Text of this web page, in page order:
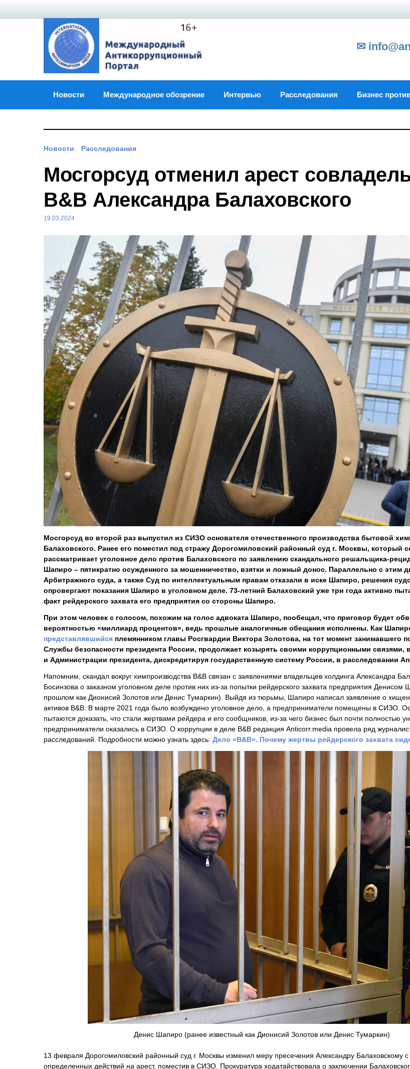
✉
Новости Международное обозрение Интервью Расследования Бизнес
Новости Расследования
Мосгорсуд отменил арест
В&В Александра Балаховского
19.03.2024
Мосгорсуд во второй раз выпустил из СИЗО основателя отечественного производства бытовой
Балаховского. Ранее его поместил под стражу Дорогомиловский районный суд г. Москвы, который
рассматривает уголовное дело против Балаховского по заявлению скандального решальщика-
Шапиро – пятикратно осужденного за мошенничество, взятки и ложный донос. Параллельно с этим
Арбитражного суда, а также Суд по интеллектуальным правам отказали в иске Шапиро, решения
опровергают показания Шапиро в уголовном деле. 73-летний Балаховский уже три года активно
факт рейдерского захвата его предприятия со стороны Шапиро.
При этом человек с голосом, похожим на голос адвоката Шапиро, пообещал, что приговор будет
вероятностью «миллиард процентов», ведь прошлые аналогичные обещания исполнены. Как
представлявшийся племянником главы Росгвардии Виктора Золотова, на тот момент занимавшего
Службы безопасности президента России, продолжает козырять своими коррупционными связями,
и Администрации президента, дискредитируя государственную систему России, в расследовании
Напомним, скандал вокруг химпроизводства В&В связан с заявлениями владельцев холдинга Александра
Босинзова о заказном уголовном деле против них из-за попытки рейдерского захвата предприятия Денисом
прошлом как Дионисий Золотов или Денис Тумаркин). Выйдя из тюрьмы, Шапиро написал заявление о
активов B&В. В марте 2021 года было возбуждено уголовное дело, а предприниматели помещены в СИЗО.
пытаются доказать, что стали жертвами рейдера и его сообщников, из-за чего бизнес был почти полностью
предприниматели оказались в СИЗО. О коррупции в деле B&B редакция Anticorr.media провела ряд
расследований. Подробности можно узнать здесь: Дело «B&B». Почему жертвы рейдерского захвата
Денис Шапиро (ранее известный как Дионисий Золотов или Денис Тумаркин)
13 февраля Дорогомиловский районный суд г. Москвы изменил меру пресечения Александру Балаховскому с
определенных действий на арест, поместив в СИЗО. Прокуратура ходатайствовала о заключении